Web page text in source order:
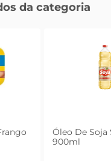
da categoria
Óleo De Soja
900ml